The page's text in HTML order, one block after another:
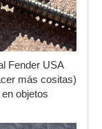
Fender USA
más cositas)
objetos